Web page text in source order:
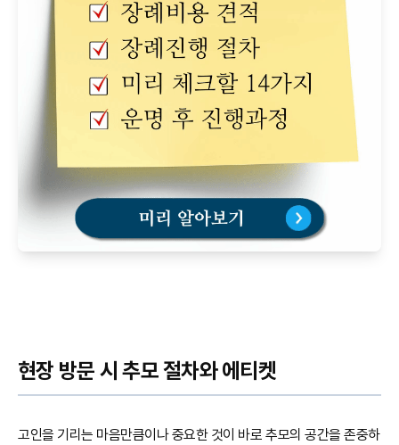
현장 방문 시 추모 절차와 에티켓
고인을 기리는 마음만큼이나 중요한 것이 바로 추모의 공간을 존중하